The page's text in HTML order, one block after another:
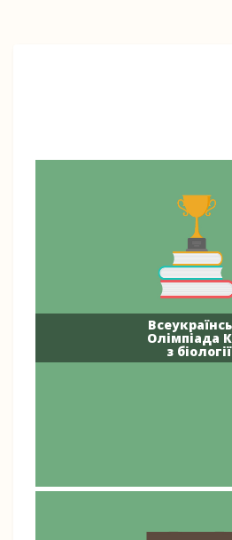
Олімпіада
з біології